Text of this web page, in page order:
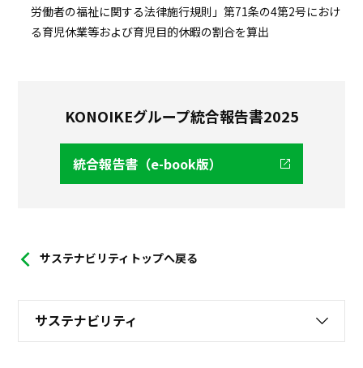
労働者の福祉に関する法律施行規則」第71条の4第2号におけ
る育児休業等および育児目的休暇の割合を算出
KONOIKEグループ統合報告書2025
統合報告書（e-book版）
サステナビリティトップへ戻る
サステナビリティ